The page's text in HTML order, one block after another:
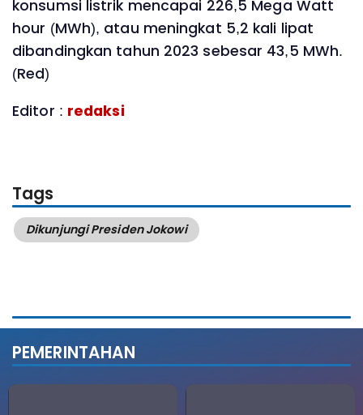
konsumsi listrik mencapai 226,5 Mega Watt
hour (MWh), atau meningkat 5,2 kali lipat
dibandingkan tahun 2023 sebesar 43,5 MWh.
(Red)
Editor : redaksi
Tags
Dikunjungi Presiden Jokowi
PEMERINTAHAN